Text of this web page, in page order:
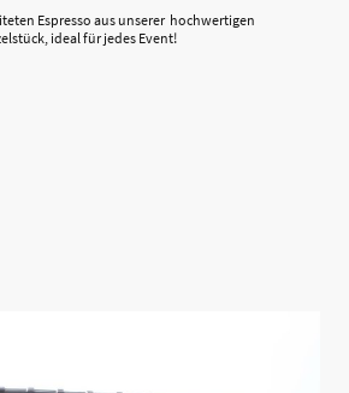
Espresso aus unserer hochwertigen
ideal für jedes Event!